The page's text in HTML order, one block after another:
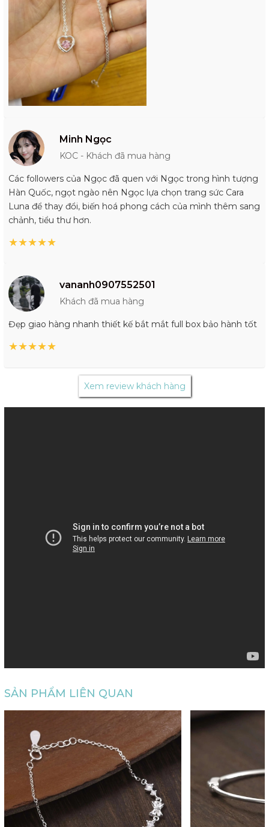
Minh Ngọc
KOC - Khách đã mua hàng
Các followers của Ngọc đã quen với Ngọc trong hình tượng
Hàn Quốc, ngọt ngào nên Ngọc lựa chọn trang sức Cara
Luna để thay đổi, biến hoá phong cách của mình thêm sang
chảnh, tiểu thư hơn.
★★★★★
vananh0907552501
Khách đã mua hàng
Đẹp giao hàng nhanh thiết kế bắt mắt full box bảo hành tốt
★★★★★
Xem review khách hàng
SẢN PHẨM LIÊN QUAN